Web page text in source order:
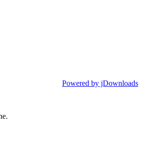
Powered by jDownloads